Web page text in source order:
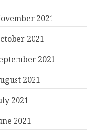
2021
2021
2021
2021
2021
2021